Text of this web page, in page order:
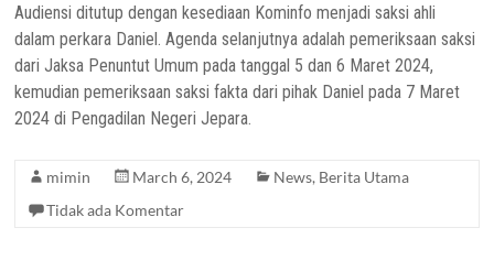
Audiensi ditutup dengan kesediaan Kominfo menjadi saksi ahli
dalam perkara Daniel. Agenda selanjutnya adalah pemeriksaan saksi
dari Jaksa Penuntut Umum pada tanggal 5 dan 6 Maret 2024,
kemudian pemeriksaan saksi fakta dari pihak Daniel pada 7 Maret
2024 di Pengadilan Negeri Jepara.
mimin March 6, 2024 News, Berita Utama
Tidak ada Komentar